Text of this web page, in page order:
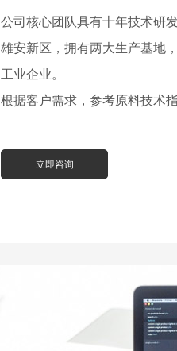
公司核心团队具有十年技术研
雄安新区，拥有两大生产基地
工业企业。
根据客户需求，参考原料技术
立即咨询